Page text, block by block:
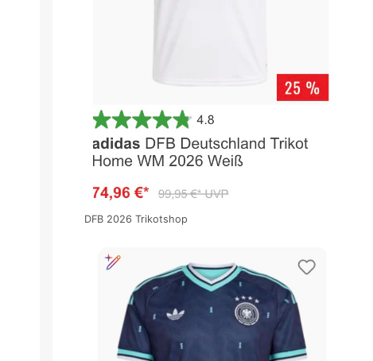
DFB 2026 Trikotshop